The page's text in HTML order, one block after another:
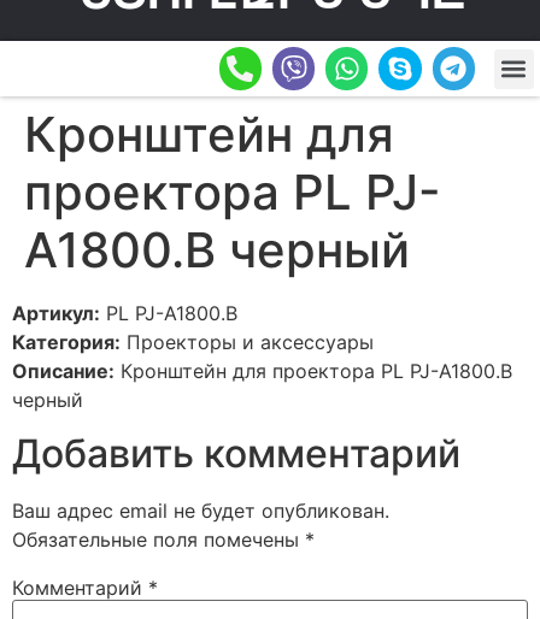
Кронштейн для
проектора PL PJ-
А1800.B черный
Артикул: PL PJ-А1800.B
Категория: Проекторы и аксессуары
Описание: Кронштейн для проектора PL PJ-А1800.B
черный
Добавить комментарий
Ваш адрес email не будет опубликован.
Обязательные поля помечены *
Комментарий *